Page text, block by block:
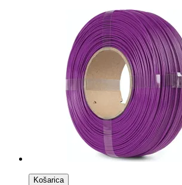
Košarica